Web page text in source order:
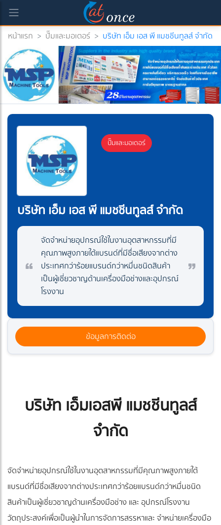
หน้าแรก > ปั๊มและมอเตอร์ > บริษัท เอ็ม เอส พี แมชชีนทูลส์ จำกัด
ปั๊มและมอเตอร์
บริษัท เอ็ม เอส พี แมชชีนทูลส์ จำกัด
จัดจำหน่ายอุปกรณ์ใช้ในงานอุตสาหกรรมที่มี
คุณภาพสูงภายใต้แบรนด์ที่มีชื่อเสียงจากต่าง
ประเทศกว่าร้อยแบรนด์กว่าหมื่นชนิดสินค้า
เป็นผู้เชี่ยวชาญด้านเครื่องมือช่างและอุปกรณ์
โรงงาน
ข้อมูลการติดต่อ
บริษัท เอ็มเอสพี แมชชีนทูลส์
จำกัด
จัดจำหน่ายอุปกรณ์ใช้ในงานอุตสาหกรรมที่มีคุณภาพสูงภายใต้
แบรนด์ที่มีชื่อเสียงจากต่างประเทศกว่าร้อยแบรนด์กว่าหมื่นชนิด
สินค้าเป็นผู้เชี่ยวชาญด้านเครื่องมือช่าง และ อุปกรณ์โรงงาน
วัตถุประสงค์เพื่อเป็นผู้นำในการจัดการสรรหาและ จำหน่ายเครื่องมือ